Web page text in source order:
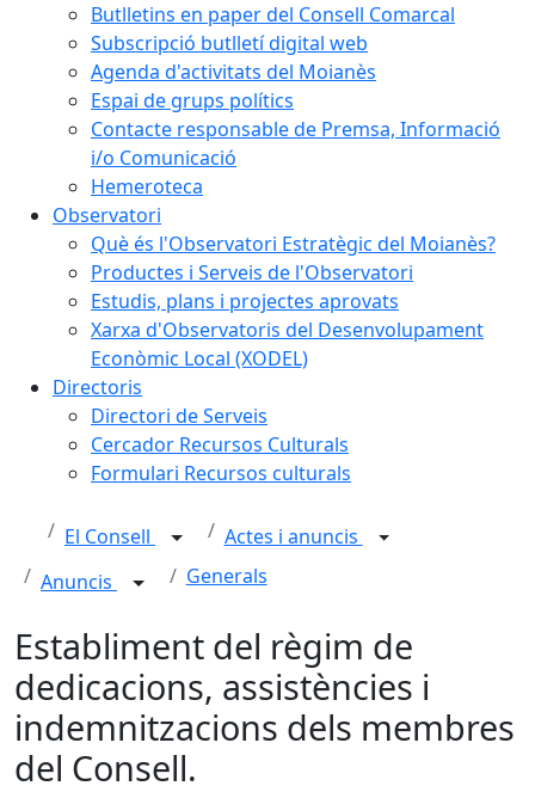
Butlletins en paper del Consell Comarcal
Subscripció butlletí digital web
Agenda d'activitats del Moianès
Espai de grups polítics
Contacte responsable de Premsa, Informació
i/o Comunicació
Hemeroteca
Observatori
Què és l'Observatori Estratègic del Moianès?
Productes i Serveis de l'Observatori
Estudis, plans i projectes aprovats
Xarxa d'Observatoris del Desenvolupament
Econòmic Local (XODEL)
Directoris
Directori de Serveis
Cercador Recursos Culturals
Formulari Recursos culturals
El Consell
Actes i anuncis
Anuncis
Generals
Establiment del règim de
dedicacions, assistències i
indemnitzacions dels membres
del Consell.